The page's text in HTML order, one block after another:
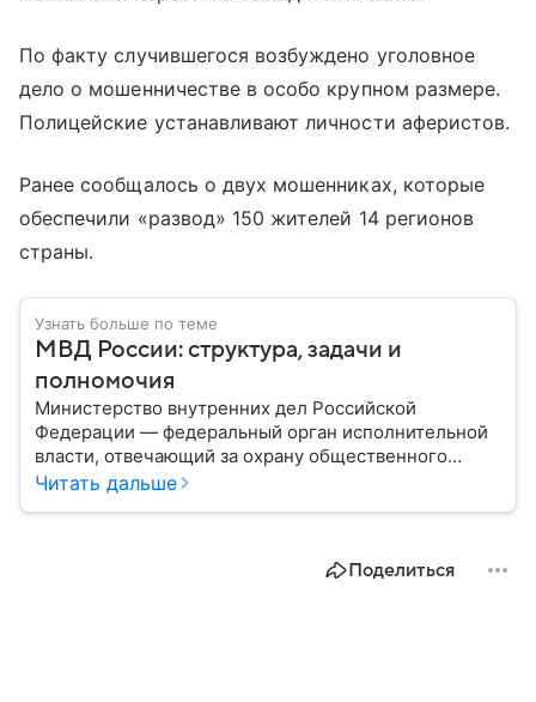
По факту случившегося возбуждено уголовное
дело о мошенничестве в особо крупном размере.
Полицейские устанавливают личности аферистов.
Ранее сообщалось о двух мошенниках, которые
обеспечили «развод» 150 жителей 14 регионов
страны.
Узнать больше по теме
МВД России: структура, задачи и
полномочия
Министерство внутренних дел Российской
Федерации — федеральный орган исполнительной
власти, отвечающий за охрану общественного
порядка, борьбу с преступностью, обеспечение
России, какие задачи выполняет министерство, как
Читать дальше
Поделиться